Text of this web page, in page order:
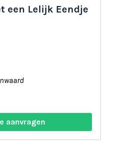
een Lelijk Eendje
aanvragen